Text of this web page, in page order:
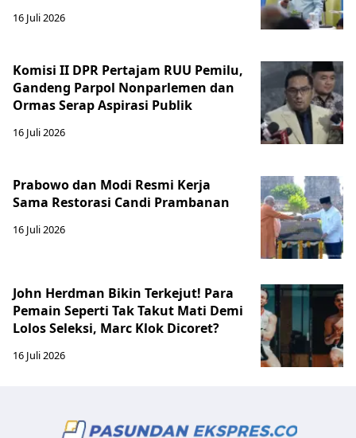
16 Juli 2026
Komisi II DPR Pertajam RUU Pemilu,
Gandeng Parpol Nonparlemen dan
Ormas Serap Aspirasi Publik
16 Juli 2026
Prabowo dan Modi Resmi Kerja
Sama Restorasi Candi Prambanan
16 Juli 2026
John Herdman Bikin Terkejut! Para
Pemain Seperti Tak Takut Mati Demi
Lolos Seleksi, Marc Klok Dicoret?
16 Juli 2026